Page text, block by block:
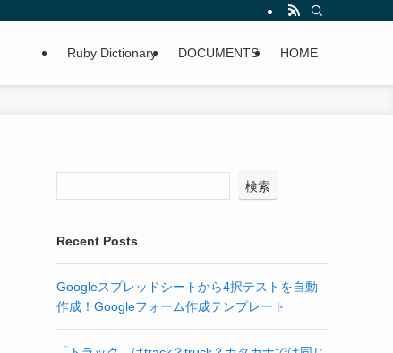
Ruby Dictionary DOCUMENTS HOME
検索
Recent Posts
Googleスプレッドシートから4択テストを自動
作成！Googleフォーム作成テンプレート